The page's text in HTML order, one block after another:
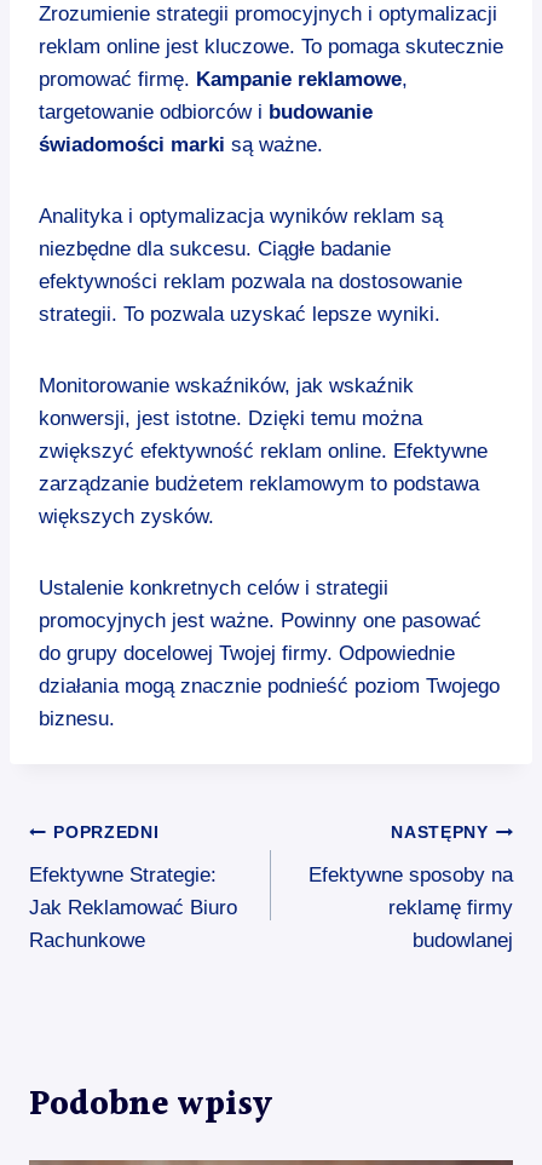
Zrozumienie strategii promocyjnych i optymalizacji
reklam online jest kluczowe. To pomaga skutecznie
promować firmę. Kampanie reklamowe,
targetowanie odbiorców i budowanie
świadomości marki są ważne.
Analityka i optymalizacja wyników reklam są
niezbędne dla sukcesu. Ciągłe badanie
efektywności reklam pozwala na dostosowanie
strategii. To pozwala uzyskać lepsze wyniki.
Monitorowanie wskaźników, jak wskaźnik
konwersji, jest istotne. Dzięki temu można
zwiększyć efektywność reklam online. Efektywne
zarządzanie budżetem reklamowym to podstawa
większych zysków.
Ustalenie konkretnych celów i strategii
promocyjnych jest ważne. Powinny one pasować
do grupy docelowej Twojej firmy. Odpowiednie
działania mogą znacznie podnieść poziom Twojego
biznesu.
Nawigacja
wpisu
POPRZEDNI
Efektywne Strategie:
Jak Reklamować Biuro
Rachunkowe
NASTĘPNY
Efektywne sposoby na
reklamę firmy
budowlanej
Podobne wpisy